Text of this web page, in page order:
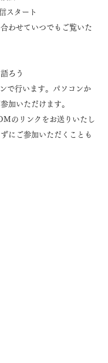
スタート
わせていつでもご覧いた
ろう
で行います。パソコンか
加いただけます。
のリンクをお送りいたし
にご参加いただくことも